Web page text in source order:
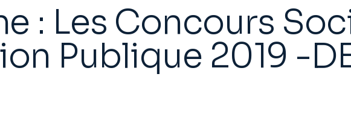
: Les Concours
Publique 2019 -